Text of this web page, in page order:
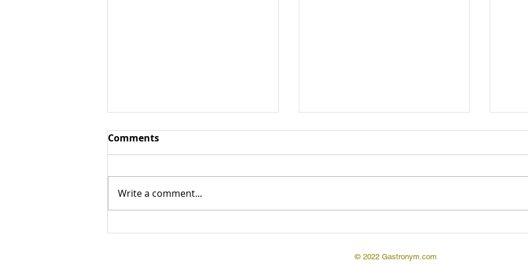
Аюрведичсекая
основанное на индуистской
философско-медицинской
Апициевский корпус
Апициевский корпус —
сборника «De arte coquinaria
Comments
Write a comment...
© 2022 Gastronym.com